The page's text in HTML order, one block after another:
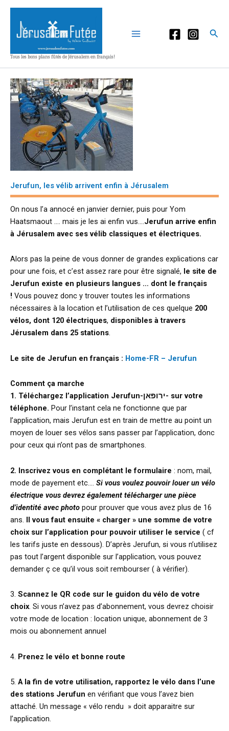
Aller
contenu
Tous les bons plans fûtés de Jérusalem en français!
Jerufun, les vélib arrivent enfin à Jérusalem
On nous l’a annocé en janvier dernier, puis pour Yom
Haatsmaout …. mais je les ai enfin vus…. Jerufun arrive enfin
à Jérusalem avec ses vélib classiques et électriques.
Alors pas la peine de vous donner de grandes explications car
pour une fois, et c’est assez rare pour être signalé, le site de
Jerufun existe en plusieurs langues … dont le français
! Vous pouvez donc y trouver toutes les informations
nécessaires à la location et l’utilisation de ces quelque 200
vélos, dont 120 électriques, disponibles à travers
Jérusalem dans 25 stations.
Le site de Jerufun en français : Home-FR – Jerufun
Comment ça marche
1. Téléchargez l’application Jerufun-ירופאן- sur votre
téléphone. Pour l’instant cela ne fonctionne que par
l’application, mais Jerufun est en train de mettre au point un
moyen de louer ses vélos sans passer par l’application, donc
pour ceux qui n’ont pas de smartphones.
2. Inscrivez vous en complétant le formulaire : nom, mail,
mode de payement etc…. Si vous voulez pouvoir louer un vélo
électrique vous devrez également télécharger une pièce
d’identité avec photo pour prouver que vous avez plus de 16
ans. Il vous faut ensuite « charger » une somme de votre
choix sur l’application pour pouvoir utiliser le service ( cf
les tarifs juste en dessous). D’après Jerufun, si vous n’utilisez
pas tout l’argent disponible sur l’application, vous pouvez
demander ç ce qu’il vous soit rembourser ( à vérifier).
3. Scannez le QR code sur le guidon du vélo de votre
choix. Si vous n’avez pas d’abonnement, vous devrez choisir
votre mode de location : location unique, abonnement de 3
mois ou abonnement annuel
4. Prenez le vélo et bonne route
5. A la fin de votre utilisation, rapportez le vélo dans l’une
des stations Jerufun en vérifiant que vous l’avez bien
attaché. Un message « vélo rendu » doit apparaitre sur
l’application.